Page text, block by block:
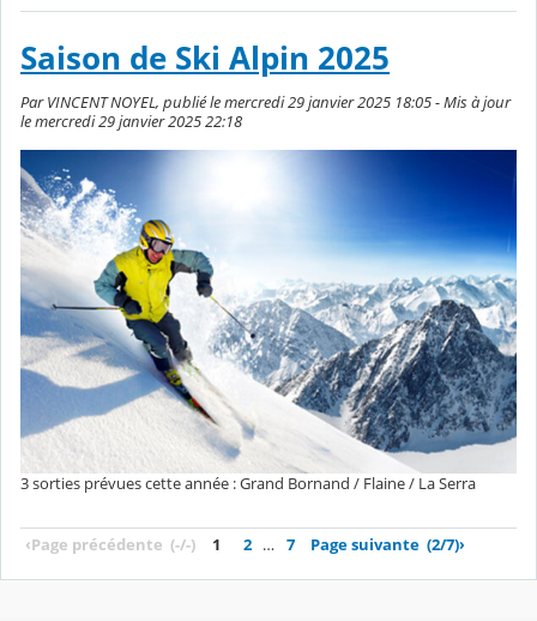
Saison de Ski Alpin 2025
Par VINCENT NOYEL, publié le mercredi 29 janvier 2025 18:05 - Mis à jour
le mercredi 29 janvier 2025 22:18
3 sorties prévues cette année : Grand Bornand / Flaine / La Serra
‹Page précédente (-/-) 1 2 … 7 Page suivante (2/7)›